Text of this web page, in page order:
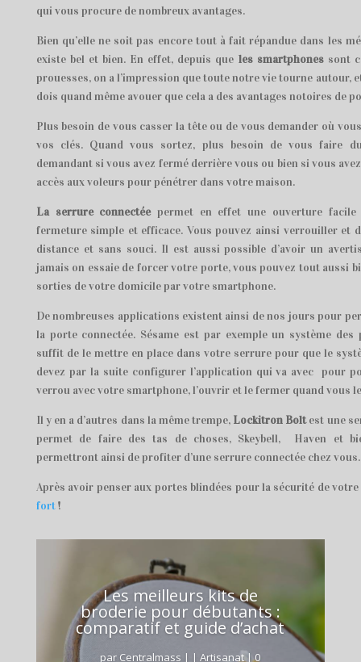
qui vous procure de nombreux avantages.
Bien qu’elle ne soit pas encore tout à fait répandue dans les
existe bel et bien. En effet, depuis que les smartphonessont
prouesses, on a l’impression que toute notre vie tourne autour,
dois quand même avouer que cela a des avantages notoires de
Plus besoin de vous casser la tête ou de vous demander où
vos clés. Quand vous sortez, plus besoin de vous faire
demandant si vous avez fermé derrière vous ou bien si vous
accès aux voleurs pour pénétrer dans votre maison.
La serrure connectéepermet en effet une ouverture facile
fermeture simple et efficace. Vous pouvez ainsi verrouiller et
distance et sans souci. Il est aussi possible d’avoir un
jamais on essaie de forcer votre porte, vous pouvez tout aussi
sorties de votre domicile par votre smartphone.
De nombreuses applications existent ainsi de nos jours pour
la porte connectée. Sésame est par exemple un système
suffit de le mettre en place dans votre serrure pour que le
devez par la suite configurer l’application qui va avec pour
verrou avec votre smartphone, l’ouvrir et le fermer quand vous
Il y en a d’autres dans la même trempe, Lockitron Boltest une
permet de faire des tas de choses, Skeybell, Haven et
permettront ainsi de profiter d’une serrure connectée chez vous.
Après avoir penser aux portes blindées pour la sécurité de
fort!
Les meilleurs kits de
broderie pour débutants :
comparatif et guide d’achat
par Centralmass | |Artisanat| 0